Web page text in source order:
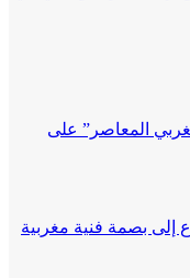
المعاصر” على
إلى بصمة فنية مغربية